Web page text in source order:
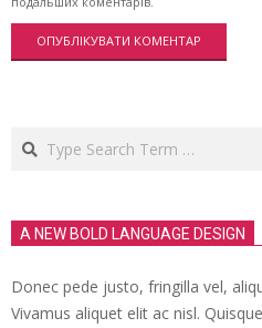
Search
A NEW BOLD LANGUAGE DESIGN
Donec pede justo, fringilla vel,
Vivamus aliquet elit ac nisl.